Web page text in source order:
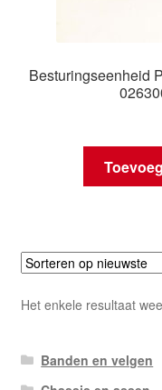
Besturingseenheid
Het enkele resultaat
Banden en velgen